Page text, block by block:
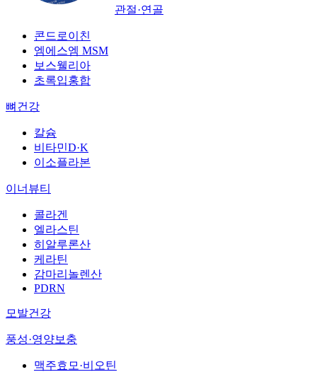
관절·연골
콘드로이친
엠에스엠 MSM
보스웰리아
초록입홍합
뼈건강
칼슘
비타민D·K
이소플라본
이너뷰티
콜라겐
엘라스틴
히알루론산
케라틴
감마리놀렌산
PDRN
모발건강
풍성·영양보충
맥주효모·비오틴